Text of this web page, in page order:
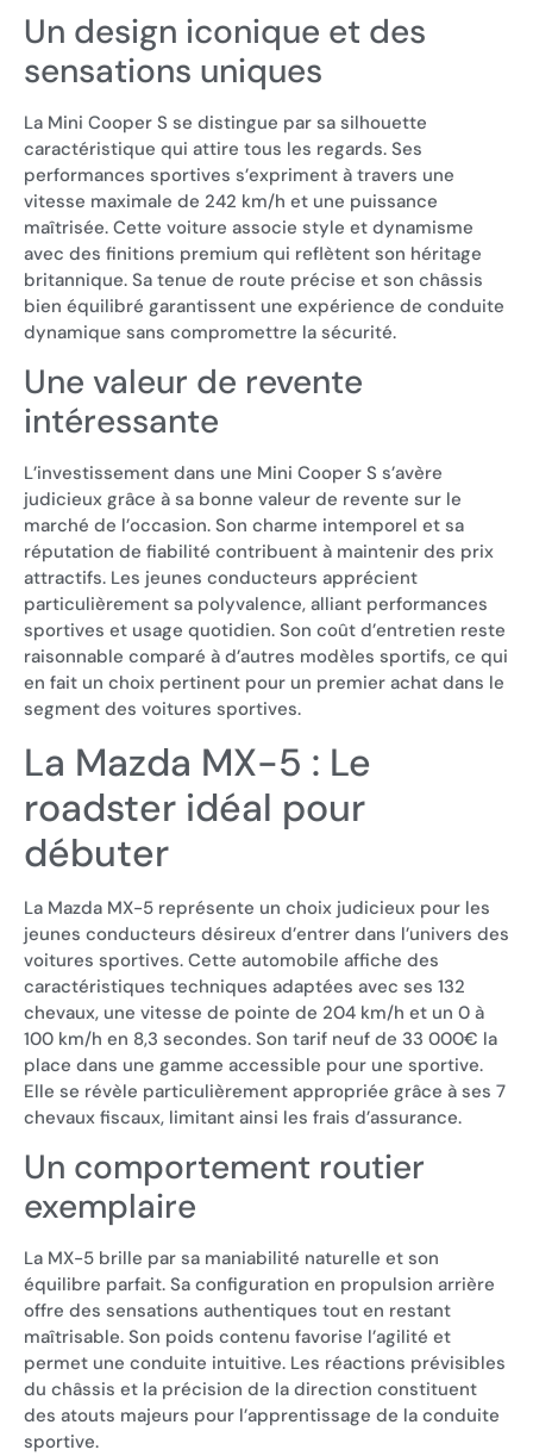
Un design iconique et des
sensations uniques
La Mini Cooper S se distingue par sa silhouette
caractéristique qui attire tous les regards. Ses
performances sportives s’expriment à travers une
vitesse maximale de 242 km/h et une puissance
maîtrisée. Cette voiture associe style et dynamisme
avec des finitions premium qui reflètent son héritage
britannique. Sa tenue de route précise et son châssis
bien équilibré garantissent une expérience de conduite
dynamique sans compromettre la sécurité.
Une valeur de revente
intéressante
L’investissement dans une Mini Cooper S s’avère
judicieux grâce à sa bonne valeur de revente sur le
marché de l’occasion. Son charme intemporel et sa
réputation de fiabilité contribuent à maintenir des prix
attractifs. Les jeunes conducteurs apprécient
particulièrement sa polyvalence, alliant performances
sportives et usage quotidien. Son coût d’entretien reste
raisonnable comparé à d’autres modèles sportifs, ce qui
en fait un choix pertinent pour un premier achat dans le
segment des voitures sportives.
La Mazda MX-5 : Le
roadster idéal pour
débuter
La Mazda MX-5 représente un choix judicieux pour les
jeunes conducteurs désireux d’entrer dans l’univers des
voitures sportives. Cette automobile affiche des
caractéristiques techniques adaptées avec ses 132
chevaux, une vitesse de pointe de 204 km/h et un 0 à
100 km/h en 8,3 secondes. Son tarif neuf de 33 000€ la
place dans une gamme accessible pour une sportive.
Elle se révèle particulièrement appropriée grâce à ses 7
chevaux fiscaux, limitant ainsi les frais d’assurance.
Un comportement routier
exemplaire
La MX-5 brille par sa maniabilité naturelle et son
équilibre parfait. Sa configuration en propulsion arrière
offre des sensations authentiques tout en restant
maîtrisable. Son poids contenu favorise l’agilité et
permet une conduite intuitive. Les réactions prévisibles
du châssis et la précision de la direction constituent
des atouts majeurs pour l’apprentissage de la conduite
sportive.